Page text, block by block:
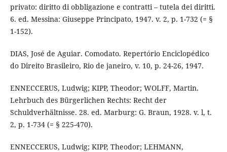
privato: diritto di obbligazione e contratti – tutela dei diritti.
6. ed. Messina: Giuseppe Principato, 1947. v. 2, p. 1-732 (= §
1-152).
DIAS, José de Aguiar. Comodato. Repertório Enciclopédico
do Direito Brasileiro, Rio de janeiro, v. 10, p. 24-26, 1947.
ENNECCERUS, Ludwig; KIPP, Theodor; WOLFF, Martin.
Lehrbuch des Bürgerlichen Rechts: Recht der
Schuldverhältnisse. 28. ed. Marburg: G. Braun, 1928. v. l, t.
2, p. 1-734 (= § 225-470).
ENNECCERUS, Ludwig; KIPP, Theodor; LEHMANN,